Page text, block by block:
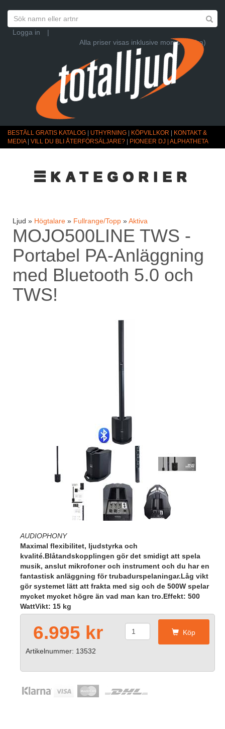
Logga in
|
Alla priser visas inklusive moms (Ändra)
BESTÄLL GRATIS KATALOG UTHYRNING KÖPVILLKOR
KONTAKT &
MEDIA| VILL DU BLI ÅTERFÖRSÄLJARE? PIONEER DJ | ALPHATHETA
☰KATEGORIER
Ljud » Högtalare » Fullrange/Topp »Aktiva
MOJO500LINE TWS -
Portabel PA-Anläggning
med Bluetooth 5.0 och
TWS!
AUDIOPHONY
Maximal flexibilitet, ljudstyrka och
kvalité.Blåtandskopplingen gör det smidigt att spela
musik, anslut mikrofoner och instrument och du har en
fantastisk anläggning för trubadurspelaningar.Låg vikt
gör systemet lätt att frakta med sig och de 500W spelar
mycket mycket högre än vad man kan tro.Effekt: 500
WattVikt: 15 kg
6.995 kr Köp
Artikelnummer: 13532